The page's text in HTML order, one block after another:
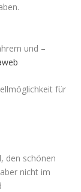
und –
für
den schönen
nicht im